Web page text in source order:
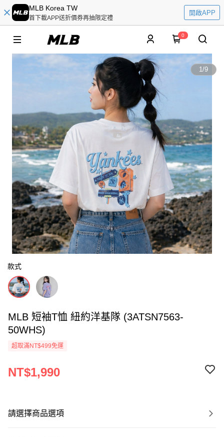
MLB Korea TW
首下載APP送折價券再抽限定禮
開啟APP
0
1/9
款式
MLB 短袖T恤 紐約洋基隊 (3ATSN7563-
50WHS)
超取滿NT$499免運
NT$1,990
請選擇商品選項